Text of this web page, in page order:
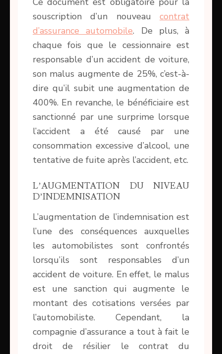
souscription d’un nouveau contrat
d’assurance automobile. De plus, à
chaque fois que le cessionnaire est
responsable d’un accident de voiture,
son malus augmente de 25%, c’est-à-
dire qu’il subit une augmentation de
400%. En revanche, le bénéficiaire est
sanctionné par une surprime lorsque
l’accident a été causé par une
consommation excessive d’alcool, une
tentative de fuite après l’accident, etc.
L’AUGMENTATION DU NIVEAU
D’INDEMNISATION
L’augmentation de l’indemnisation est
l’une des conséquences auxquelles
les automobilistes sont confrontés
lorsqu’ils sont responsables d’un
accident de voiture. En effet, le malus
est une sanction qui augmente le
montant des cotisations versées par
l’automobiliste. Cependant, la
compagnie d’assurance a tout à fait le
droit de résilier le contrat du